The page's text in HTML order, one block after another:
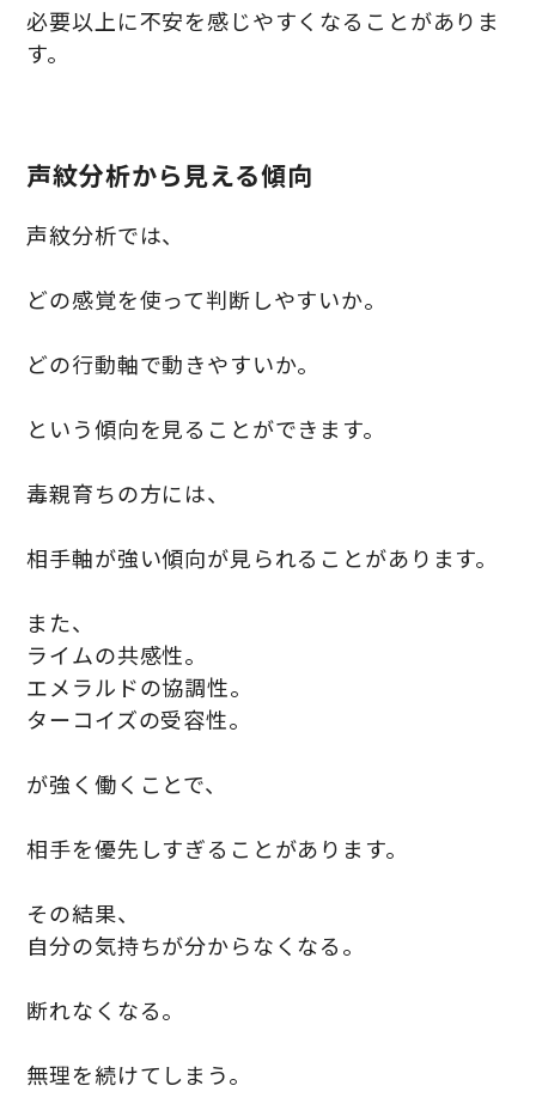
必要以上に不安を感じやすくなることがありま
す。
声紋分析から見える傾向
声紋分析では、
どの感覚を使って判断しやすいか。
どの行動軸で動きやすいか。
という傾向を見ることができます。
毒親育ちの方には、
相手軸が強い傾向が見られることがあります。
また、
ライムの共感性。
エメラルドの協調性。
ターコイズの受容性。
が強く働くことで、
相手を優先しすぎることがあります。
その結果、
自分の気持ちが分からなくなる。
断れなくなる。
無理を続けてしまう。